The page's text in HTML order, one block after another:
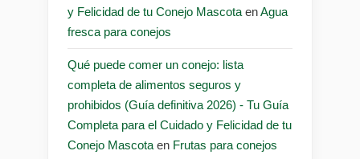
y Felicidad de tu Conejo Mascota enAgua
fresca para conejos
Qué puede comer un conejo: lista
completa de alimentos seguros y
prohibidos (Guía definitiva 2026) - Tu Guía
Completa para el Cuidado y Felicidad de tu
Conejo Mascota en Frutas para conejos